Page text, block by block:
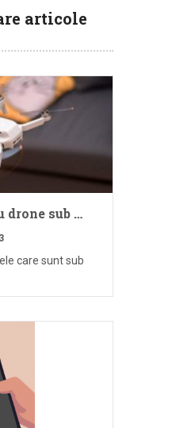
articole
drone sub …
care sunt sub